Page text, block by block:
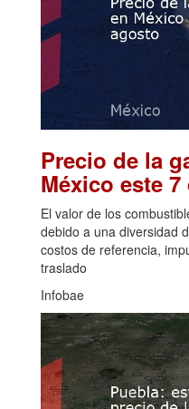
Precio de la
México este
El valor de los
debido a una diversidad
costos de referencia,
traslado
Infobae